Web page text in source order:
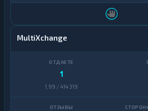
MultiXchange
1
1,99 / 414 319